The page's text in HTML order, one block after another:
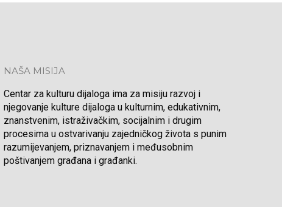
NAŠA MISIJA
Centar za kulturu dijaloga ima za misiju razvoj i
njegovanje kulture dijaloga u kulturnim, edukativnim,
znanstvenim, istraživačkim, socijalnim i drugim
procesima u ostvarivanju zajedničkog života s punim
razumijevanjem, priznavanjem i međusobnim
poštivanjem građana i građanki.